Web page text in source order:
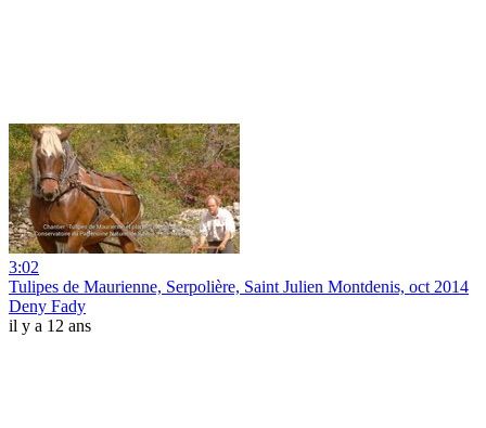
3:02
Tulipes de Maurienne, Serpolière, Saint Julien Montdenis, oct 2014
Deny Fady
il y a 12 ans